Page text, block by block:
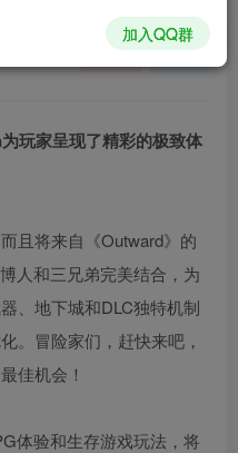
玩家呈现了精彩的极致体
且将来自《Outward》的
人和三兄弟完美结合，为
、地下城和DLC独特机制
。冒险家们，赶快来吧，
佳机会！
体验和生存游戏玩法，将
加入QQ群